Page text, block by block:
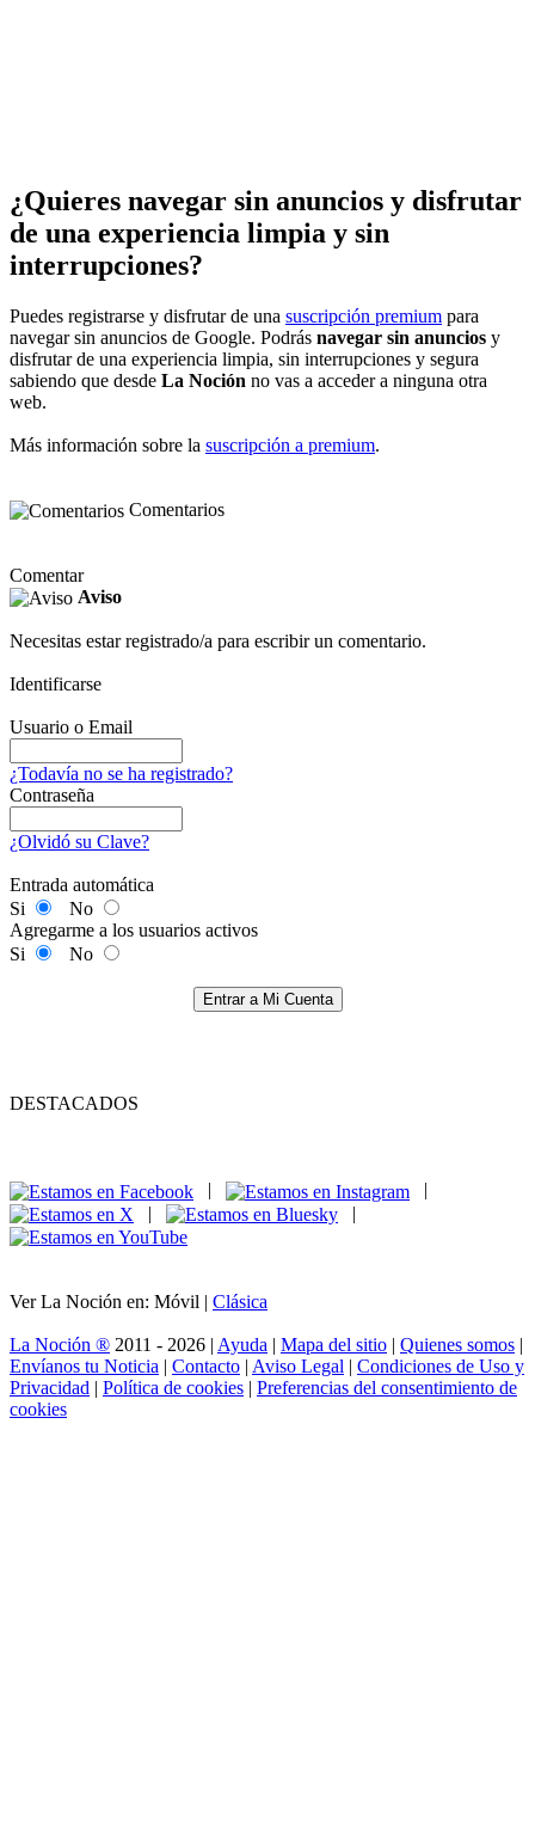
¿Quieres navegar sin anuncios y disfrutar
de una experiencia limpia y sin
interrupciones?
Puedes registrarse y disfrutar de una suscripción premium para
navegar sin anuncios de Google. Podrás navegar sin anuncios y
disfrutar de una experiencia limpia, sin interrupciones y segura
sabiendo que desde La Noción no vas a acceder a ninguna otra
web.
Más información sobre la suscripción a premium.
Comentarios
Comentar
Aviso
Necesitas estar registrado/a para escribir un comentario.
Identificarse
Usuario o Email
¿Todavía no se ha registrado?
Contraseña
¿Olvidó su Clave?
Entrada automática
Si
No
Agregarme a los usuarios activos
Si
No
Entrar a Mi Cuenta
DESTACADOS
|
|
|
|
Ver La Noción en: Móvil | Clásica
La Noción ® 2011 - 2026 | Ayuda | Mapa del sitio | Quienes somos |
Envíanos tu Noticia | Contacto | Aviso Legal | Condiciones de Uso y
Privacidad | Política de cookies | Preferencias del consentimiento de
cookies